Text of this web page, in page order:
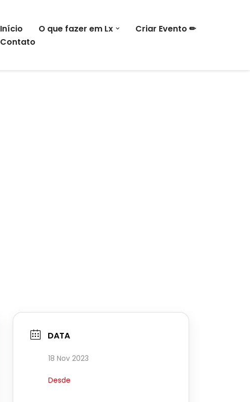
Início O que fazer em Lx
Criar Evento ✏
Contato
DATA
18 Nov 2023
Desde